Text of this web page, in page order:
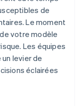
de
Le moment
votre modèle
Les équipes
levier de
éclairées